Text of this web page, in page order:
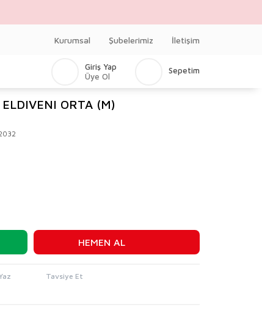
Kurumsal Şubelerimiz İletişim
Giriş Yap
Üye Ol
Sepetim
ORTA (M)
HEMEN AL
Tavsiye Et